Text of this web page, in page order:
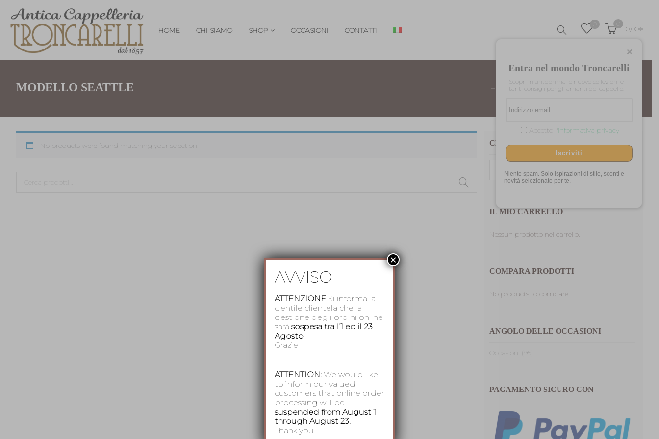
Entra nel mondo Troncarelli
Scopri in anteprima le nuove collezioni e
tanti consigli per gli amanti del cappello.
Accetto l' informativa privacy
Iscriviti
Niente spam. Solo ispirazioni di stile, sconti e
novità selezionate per te.
HOME CHI SIAMO SHOP OCCASIONI CONTATTI 0,00€
MODELLO SEATTLE Home Uomo/Donna Modello Seattle
No products were found matching your selection. CERCA TRA I NOSTRI PRODOTTI
IL MIO CARRELLO
Nessun prodotto nel carrello.
COMPARA PRODOTTI
No products to compare
ANGOLO DELLE OCCASIONI
Occasioni (95)
PAGAMENTO SICURO CON
AVVISO
ATTENZIONE Si informa la
gentile clientela che la
gestione degli ordini online
sarà sospesa tra l’1 ed il 23
Agosto.
Grazie
ATTENTION:We would like
to inform our valued
customers that online order
processing will be
suspended from August 1
through August 23.
Thank you
×